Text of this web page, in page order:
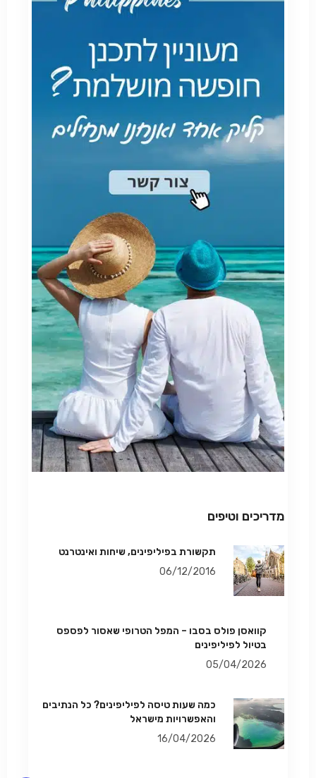
מדריכים וטיפים
תקשורת בפיליפינים, שיחות ואינטרנט
06/12/2016
קוואסן פולס בסבו – המפל הטרופי שאסור לפספס
בטיול לפיליפינים
05/04/2026
כמה שעות טיסה לפיליפינים? כל הנתיבים
והאפשרויות מישראל
16/04/2026